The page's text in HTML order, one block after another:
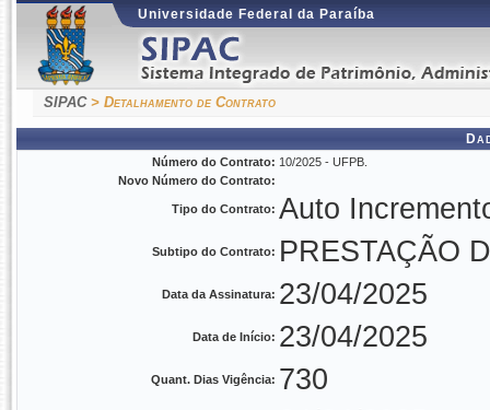
Universidade Federal da Paraíba
SIPAC> Detalhamento de Contrato
Número do Contrato: 10/2025 - UFPB.
Novo Número do Contrato:
Tipo do Contrato: Auto
Subtipo do Contrato: PRESTAÇÃO
Data da Assinatura: 23/04/2025
Data de Início: 23/04/2025
Quant. Dias Vigência: 730